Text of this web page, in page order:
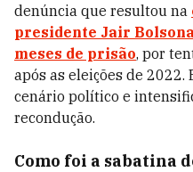
denúncia que resultou na
presidente Jair
meses de prisão, por
após as eleições de 2022.
cenário político e
recondução.
Como foi a sabatina